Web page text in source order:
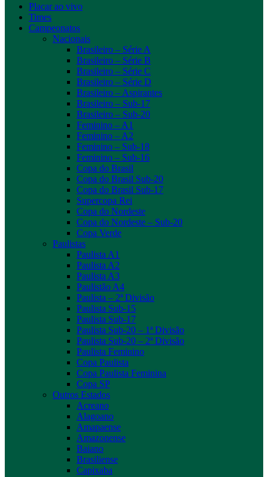
Placar ao vivo
Times
Campeonatos
Nacionais
Brasileiro – Série A
Brasileiro – Série B
Brasileiro – Série C
Brasileiro – Série D
Brasileiro – Aspirantes
Brasileiro – Sub-17
Brasileiro – Sub-20
Feminino – A1
Feminino – A2
Feminino – Sub-18
Feminino – Sub-16
Copa do Brasil
Copa do Brasil Sub-20
Copa do Brasil Sub-17
Supercopa Rei
Copa do Nordeste
Copa do Nordeste – Sub-20
Copa Verde
Paulistas
Paulista A1
Paulista A2
Paulista A3
Paulistão A4
Paulista – 2ª Divisão
Paulista Sub-15
Paulista Sub-17
Paulista Sub-20 – 1ª Divisão
Paulista Sub-20 – 2ª Divisão
Paulista Feminino
Copa Paulista
Copa Paulista Feminina
Copa SP
Outros Estados
Acreano
Alagoano
Amapaense
Amazonense
Baiano
Brasiliense
Capixaba